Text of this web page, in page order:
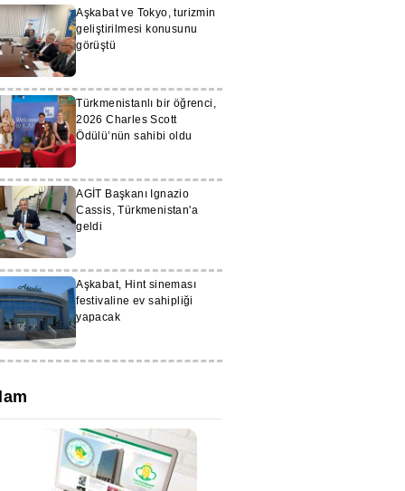
Aşkabat ve Tokyo, turizmin
geliştirilmesi konusunu
görüştü
Türkmenistanlı bir öğrenci,
2026 Charles Scott
Ödülü’nün sahibi oldu
AGİT Başkanı Ignazio
Cassis, Türkmenistan'a
geldi
Aşkabat, Hint sineması
festivaline ev sahipliği
yapacak